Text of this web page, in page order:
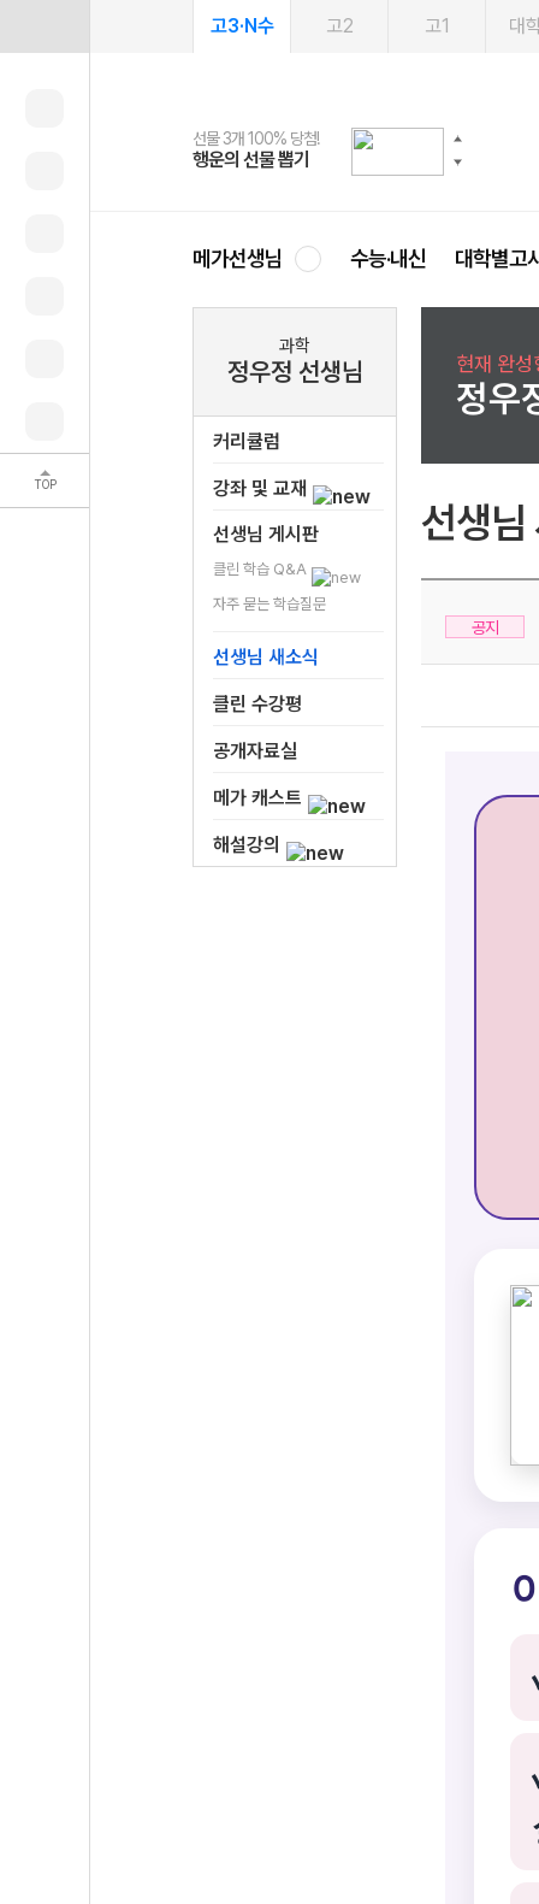
TOP
고3·N수 고2 고1 대
선물 3개 100% 당첨!
행운의 선물 뽑기
선물 100% 증정!
메가스터디 X 올리브
여름방학 스터디 캐시백
메가런 썸머스쿨
2027 러셀 단과
강사 공개선발
스마트러닝앱
설문 EVENT
메가패스
3일 무료 체험권
메가패스 수강생 무료혜택!
메가클럽 멤버십
사회공헌 캠페인
희망이룸 메가나눔
메가선생님 수능·내신 대학별고
과학
정우정 선생님
커리큘럼
강좌 및 교재
선생님 게시판
클린 학습 Q&A
자주 묻는 학습질문
선생님 새소식
클린 수강평
공개자료실
메가 캐스트
해설강의
현재 완
정우
선생님
공지